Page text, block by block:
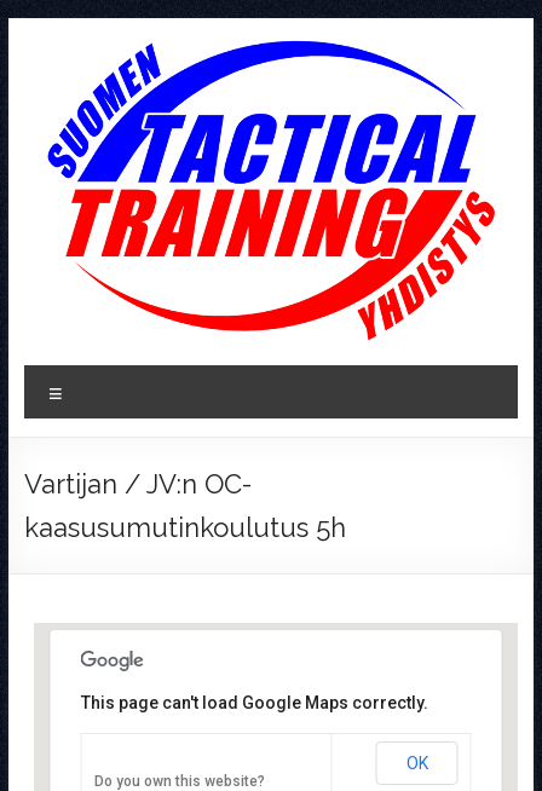
Tactical
Training
Vartijan / JV:n OC-
kaasusumutinkoulutus 5h
Pulttitie 16 - Helsinki
This page can't load Google Maps correctly.
Do you own this website?
OK